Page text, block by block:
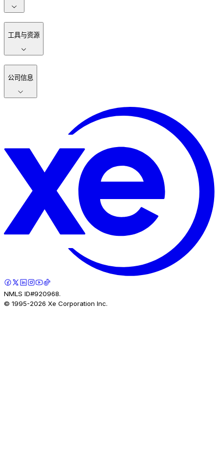
工具与资源
公司信息
NMLS ID#920968.
© 1995-2026 Xe Corporation Inc.